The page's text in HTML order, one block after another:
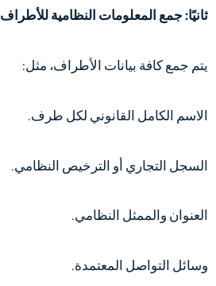
ثانيًا: جمع المعلومات النظامية للأطراف
يتم جمع كافة بيانات الأطراف، مثل:
الاسم الكامل القانوني لكل طرف.
السجل التجاري أو الترخيص النظامي.
العنوان والممثل النظامي.
وسائل التواصل المعتمدة.